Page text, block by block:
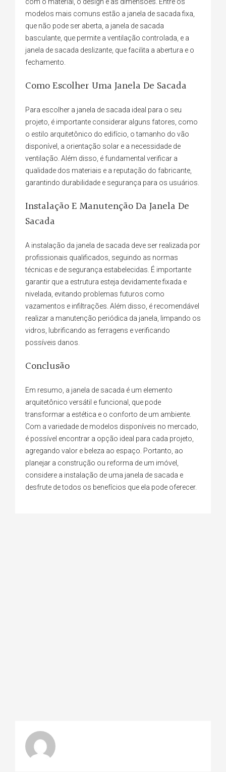
modelos mais comuns estão a janela de sacada fixa,
que não pode ser aberta, a janela de sacada
basculante, que permite a ventilação controlada, e a
janela de sacada deslizante, que facilita a abertura e o
fechamento.
Como Escolher Uma Janela De Sacada
Para escolher a janela de sacada ideal para o seu
projeto, é importante considerar alguns fatores, como
o estilo arquitetônico do edifício, o tamanho do vão
disponível, a orientação solar e a necessidade de
ventilação. Além disso, é fundamental verificar a
qualidade dos materiais e a reputação do fabricante,
garantindo durabilidade e segurança para os usuários.
Instalação E Manutenção Da Janela De
Sacada
A instalação da janela de sacada deve ser realizada por
profissionais qualificados, seguindo as normas
técnicas e de segurança estabelecidas. É importante
garantir que a estrutura esteja devidamente fixada e
nivelada, evitando problemas futuros como
vazamentos e infiltrações. Além disso, é recomendável
realizar a manutenção periódica da janela, limpando os
vidros, lubrificando as ferragens e verificando
possíveis danos.
Conclusão
Em resumo, a janela de sacada é um elemento
arquitetônico versátil e funcional, que pode
transformar a estética e o conforto de um ambiente.
Com a variedade de modelos disponíveis no mercado,
é possível encontrar a opção ideal para cada projeto,
agregando valor e beleza ao espaço. Portanto, ao
planejar a construção ou reforma de um imóvel,
considere a instalação de uma janela de sacada e
desfrute de todos os benefícios que ela pode oferecer.